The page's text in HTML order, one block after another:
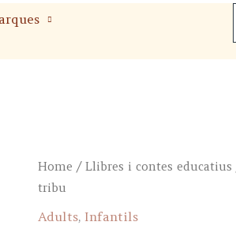
Home /Llibres i contes educatius
tribu
Adults, Infantils